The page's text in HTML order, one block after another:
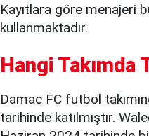
Kayıtlara göre menajeri
kullanmaktadır.
Hangi Takımda
Damac FC futbol
tarihinde katılmıştır.